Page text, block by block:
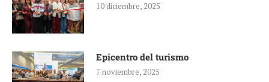
10 diciembre, 2025
Epicentro del turismo
7 noviembre, 2025